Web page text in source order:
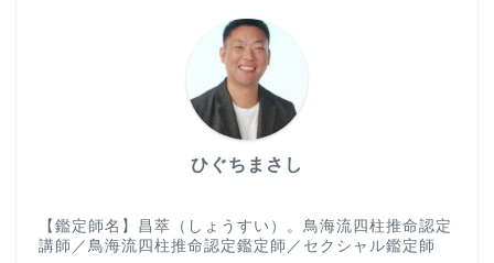
ひぐちまさし
【鑑定師名】昌萃（しょうすい）。鳥海流四柱推命認定
講師／鳥海流四柱推命認定鑑定師／セクシャル鑑定師